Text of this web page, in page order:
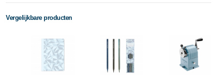
Vergelijkbare producten